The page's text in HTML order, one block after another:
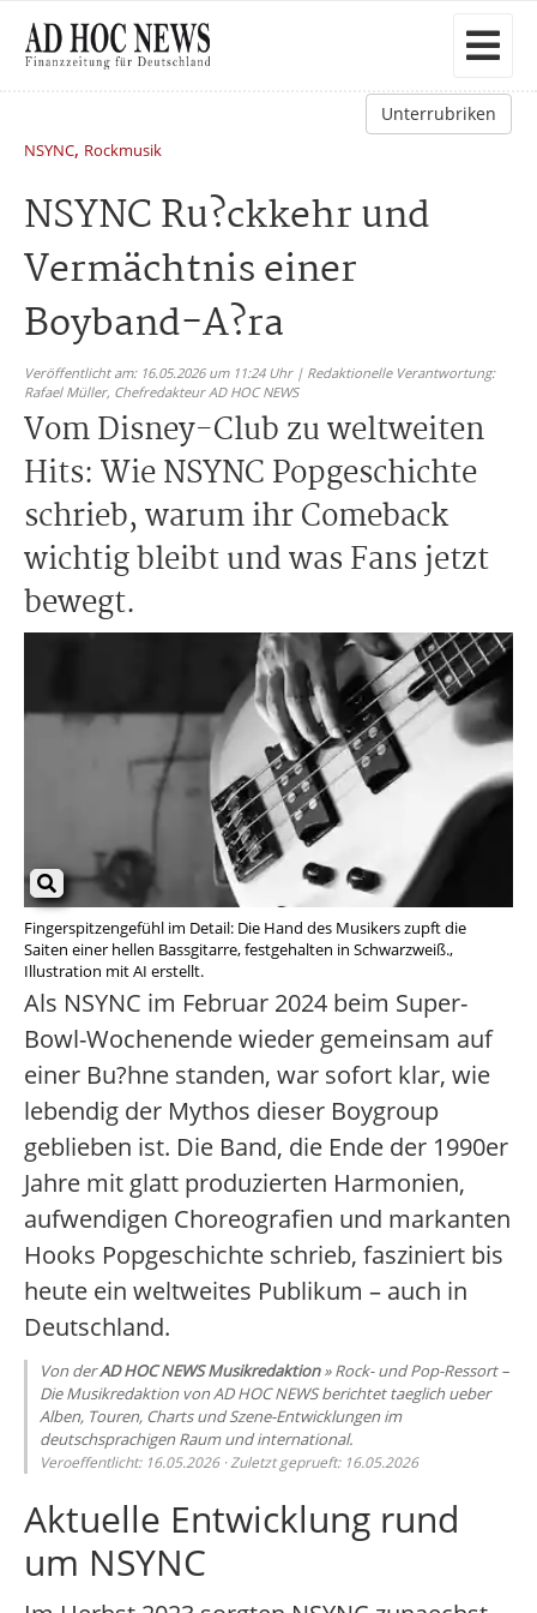
Unterrubriken
NSYNC, Rockmusik
NSYNC Ru?ckkehr und
Vermächtnis einer
Boyband-A?ra
Veröffentlicht am: 16.05.2026 um 11:24 Uhr | Redaktionelle Verantwortung:
Rafael Müller, Chefredakteur AD HOC NEWS
Vom Disney-Club zu weltweiten
Hits: Wie NSYNC Popgeschichte
schrieb, warum ihr Comeback
wichtig bleibt und was Fans jetzt
bewegt.
Fingerspitzengefühl im Detail: Die Hand des Musikers zupft die
Saiten einer hellen Bassgitarre, festgehalten in Schwarzweiß.,
Illustration mit AI erstellt.
Als NSYNC im Februar 2024 beim Super-
Bowl-Wochenende wieder gemeinsam auf
einer Bu?hne standen, war sofort klar, wie
lebendig der Mythos dieser Boygroup
geblieben ist. Die Band, die Ende der 1990er
Jahre mit glatt produzierten Harmonien,
aufwendigen Choreografien und markanten
Hooks Popgeschichte schrieb, fasziniert bis
heute ein weltweites Publikum – auch in
Deutschland.
Von derAD HOC NEWS Musikredaktion» Rock- und Pop-Ressort –
Die Musikredaktion von AD HOC NEWS berichtet taeglich ueber
Alben, Touren, Charts und Szene-Entwicklungen im
deutschsprachigen Raum und international.
Veroeffentlicht: 16.05.2026 · Zuletzt geprueft: 16.05.2026
Aktuelle Entwicklung rund
um NSYNC